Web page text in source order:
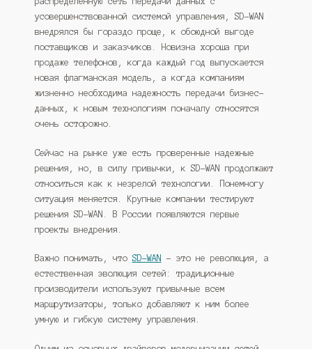
усовершенствованной системой управления, SD-WAN
внедрялся бы гораздо проще, к обоюдной выгоде
поставщиков и заказчиков. Новизна хороша при
продаже телефонов, когда каждый год выпускается
новая флагманская модель, а когда компаниям
жизненно необходима надежность передачи бизнес-
данных, к новым технологиям поначалу относятся
очень осторожно.
Сейчас на рынке уже есть проверенные надежные
решения, но, в силу привычки, к SD-WAN продолжают
относиться как к незрелой технологии. Понемногу
ситуация меняется. Крупные компании тестируют
решения SD-WAN. В России появляются первые
проекты внедрения.
Важно понимать, что SD-WAN
– это не революция, а
естественная эволюция сетей: традиционные
производители используют привычные всем
маршрутизаторы, только добавляют к ним более
умную и гибкую систему управления.